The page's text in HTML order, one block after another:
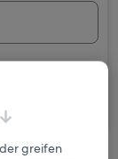
greifen